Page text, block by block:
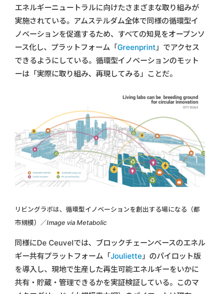
エネルギーニュートラルに向けたさまざまな取り組みが
実施されている。アムステルダム全体で同様の循環型イ
ノベーションを促進するため、すべての知見をオープンソ
ース化し、プラットフォーム「Greenprint」でアクセス
できるようにしている。循環型イノベーションのモット
ーは「実際に取り組み、再現してみる」ことだ。
リビングラボは、循環型イノベーションを創出する場になる（都
市規模）／Image via Metabolic
同様にDe Ceuvelでは、ブロックチェーンベースのエネル
ギー共有プラットフォーム「Jouliette 」のパイロット版
を導入し、現地で生産した再生可能エネルギーをいかに
共有・貯蔵・管理できるかを実証検証している。このマ